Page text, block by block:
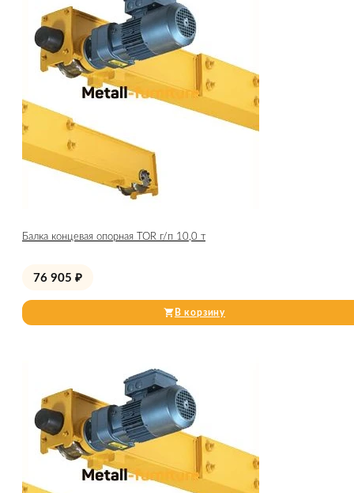
Балка концевая опорная TOR г/п 10,0 т
76 905 ₽
В корзину